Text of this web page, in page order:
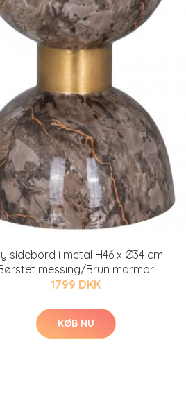
sidebord i metal H46 x Ø34 cm -
messing/Brun marmor
1799 DKK
KØB NU